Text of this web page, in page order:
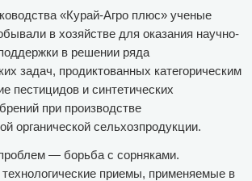
«Курай-Агро плюс» ученые
в хозяйстве для оказания научно-
в решении ряда
задач, продиктованных категорическим
пестицидов и синтетических
при производстве
органической сельхозпродукции.
— борьба с сорняками.
приемы, применяемые в